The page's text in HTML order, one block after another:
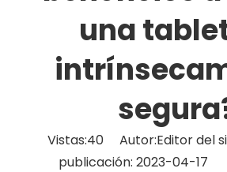
una
Vistas:40Autor:Editor del
publicación: 2023-04-17